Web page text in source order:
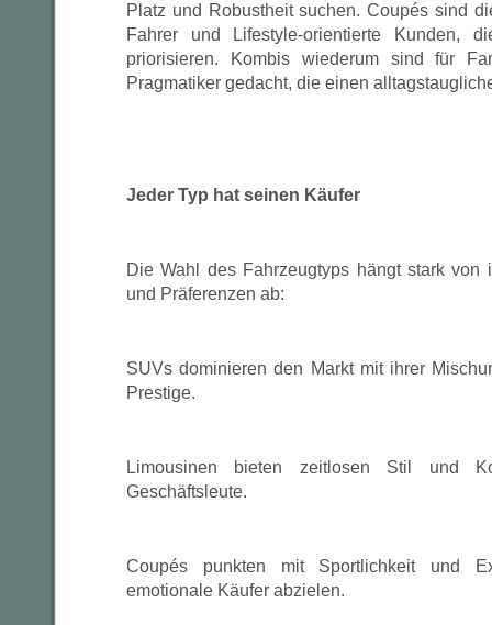
Platz und Robustheit suchen. Coupés sind
Fahrer und Lifestyle-orientierte Kunden,
priorisieren. Kombis wiederum sind für
Pragmatiker gedacht, die einen
Jeder Typ hat seinen Käufer
Die Wahl des Fahrzeugtyps hängt stark von
und Präferenzen ab:
SUVs dominieren den Markt mit ihrer
Prestige.
Limousinen bieten zeitlosen Stil und
Geschäftsleute.
Coupés punkten mit Sportlichkeit und
emotionale Käufer abzielen.